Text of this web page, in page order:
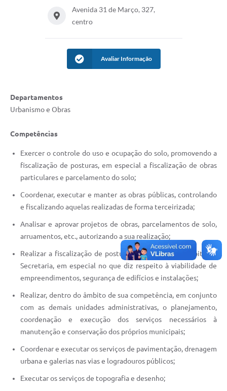
Arquivos para Download
Lei de Acesso à Informação
Legislação
Notícias
Contato
Avenida 31 de Março, 327,
centro
Avaliar Informação
Departamentos
Urbanismo e Obras
Competências
Exercer o controle do uso e ocupação do solo, promovendo a
fiscalização de posturas, em especial a fiscalização de obras
particulares e parcelamento do solo;
Coordenar, executar e manter as obras públicas, controlando
e fiscalizando aquelas realizadas de forma terceirizada;
Analisar e aprovar projetos de obras, parcelamentos de solo,
arruamentos, etc., autorizando a sua realização;
Realizar a fiscalização de posturas municipais, no âmbito da
Secretaria, em especial no que diz respeito à viabilidade de
empreendimentos, segurança de edifícios e instalações;
Realizar, dentro do âmbito de sua competência, em conjunto
com as demais unidades administrativas, o planejamento,
coordenação e execução dos serviços necessários à
manutenção e conservação dos próprios municipais;
Coordenar e executar os serviços de pavimentação, drenagem
urbana e galerias nas vias e logradouros públicos;
Executar os serviços de topografia e desenho;